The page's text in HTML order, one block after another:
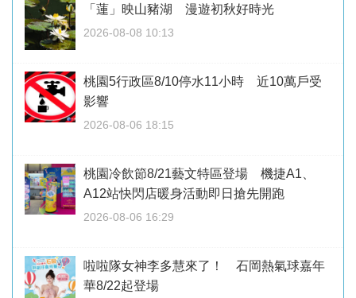
「蓮」映山豬湖 漫遊初秋好時光
2026-08-08 10:13
桃園5行政區8/10停水11小時 近10萬戶受
影響
2026-08-06 18:15
桃園冷飲節8/21藝文特區登場 機捷A1、
A12站快閃店暖身活動即日搶先開跑
2026-08-06 16:29
啦啦隊女神李多慧來了！ 石岡熱氣球嘉年
華8/22起登場